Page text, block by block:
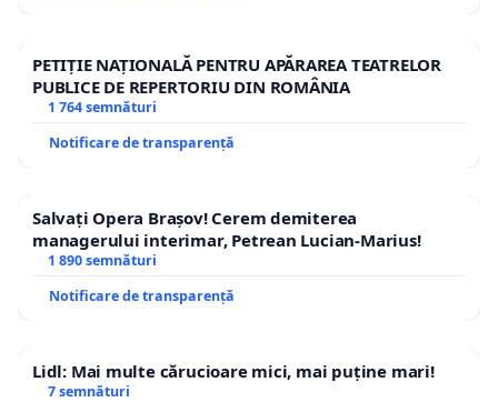
PETIȚIE NAȚIONALĂ PENTRU APĂRAREA TEATRELOR
PUBLICE DE REPERTORIU DIN ROMÂNIA
1 764 semnături
Notificare de transparență
Salvați Opera Brașov! Cerem demiterea
managerului interimar, Petrean Lucian-Marius!
1 890 semnături
Notificare de transparență
Lidl: Mai multe cărucioare mici, mai puține mari!
7 semnături